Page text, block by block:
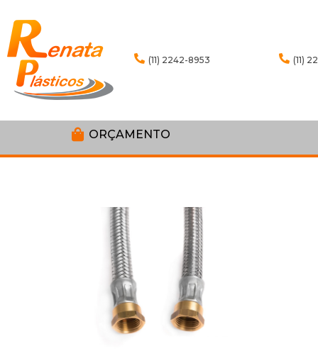
(11) 2242-8953 (11)
ORÇAMENTO